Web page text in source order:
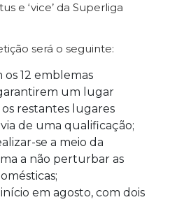
e ‘vice’ da Superliga
será o seguinte:
12 emblemas
um lugar
restantes lugares
de uma qualificação;
se a meio da
a não perturbar as
em agosto, com dois